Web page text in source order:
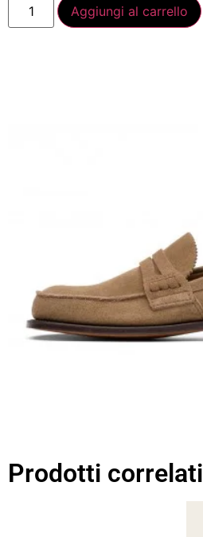
Aggiungi al carrello
Prodotti correlati